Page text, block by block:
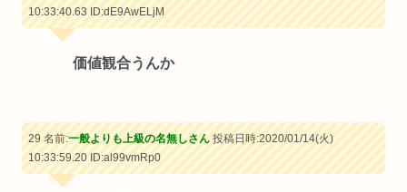
10:33:40.63ID:dE9AwELjM
価値観合うんか
29 名前:一般よりも上級の名無しさん投稿日時:2020/01/14(火)
10:33:59.20ID:al99vmRp0